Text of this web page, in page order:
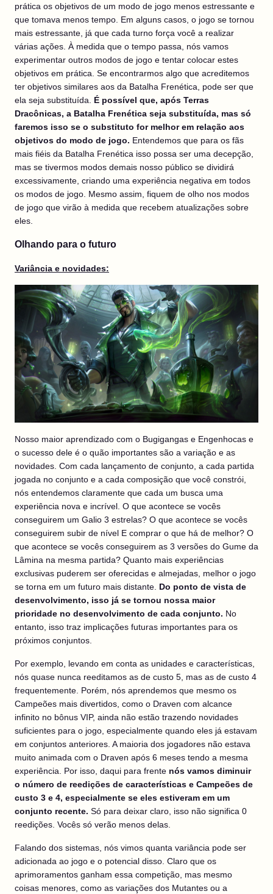
prática os objetivos de um modo de jogo menos estressante e
que tomava menos tempo. Em alguns casos, o jogo se tornou
mais estressante, já que cada turno força você a realizar
várias ações. À medida que o tempo passa, nós vamos
experimentar outros modos de jogo e tentar colocar estes
objetivos em prática. Se encontrarmos algo que acreditemos
ter objetivos similares aos da Batalha Frenética, pode ser que
ela seja substituída. É possível que, após Terras
Dracônicas, a Batalha Frenética seja substituída, mas só
faremos isso se o substituto for melhor em relação aos
objetivos do modo de jogo. Entendemos que para os fãs
mais fiéis da Batalha Frenética isso possa ser uma decepção,
mas se tivermos modos demais nosso público se dividirá
excessivamente, criando uma experiência negativa em todos
os modos de jogo. Mesmo assim, fiquem de olho nos modos
de jogo que virão à medida que recebem atualizações sobre
eles.
Olhando para o futuro
Variância e novidades:
Nosso maior aprendizado com o Bugigangas e Engenhocas e
o sucesso dele é o quão importantes são a variação e as
novidades. Com cada lançamento de conjunto, a cada partida
jogada no conjunto e a cada composição que você constrói,
nós entendemos claramente que cada um busca uma
experiência nova e incrível. O que acontece se vocês
conseguirem um Galio 3 estrelas? O que acontece se vocês
conseguirem subir de nível E comprar o que há de melhor? O
que acontece se vocês conseguirem as 3 versões do Gume da
Lâmina na mesma partida? Quanto mais experiências
exclusivas puderem ser oferecidas e almejadas, melhor o jogo
se torna em um futuro mais distante. Do ponto de vista de
desenvolvimento, isso já se tornou nossa maior
prioridade no desenvolvimento de cada conjunto. No
entanto, isso traz implicações futuras importantes para os
próximos conjuntos.
Por exemplo, levando em conta as unidades e características,
nós quase nunca reeditamos as de custo 5, mas as de custo 4
frequentemente. Porém, nós aprendemos que mesmo os
Campeões mais divertidos, como o Draven com alcance
infinito no bônus VIP, ainda não estão trazendo novidades
suficientes para o jogo, especialmente quando eles já estavam
em conjuntos anteriores. A maioria dos jogadores não estava
muito animada com o Draven após 6 meses tendo a mesma
experiência. Por isso, daqui para frente nós vamos diminuir
o número de reedições de características e Campeões de
custo 3 e 4, especialmente se eles estiveram em um
conjunto recente. Só para deixar claro, isso não significa 0
reedições. Vocês só verão menos delas.
Falando dos sistemas, nós vimos quanta variância pode ser
adicionada ao jogo e o potencial disso. Claro que os
aprimoramentos ganham essa competição, mas mesmo
coisas menores, como as variações dos Mutantes ou a